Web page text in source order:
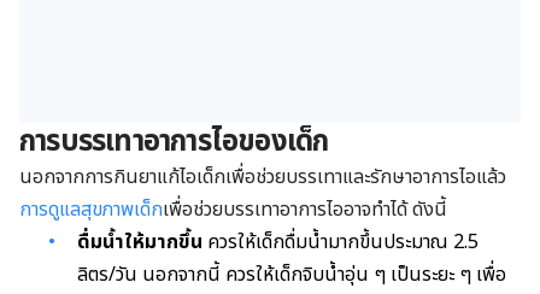
การบรรเทาอาการไอของเด็ก
นอกจากการกินยาแก้ไอเด็กเพื่อช่วยบรรเทาและรักษาอาการไอแล้ว
การดูแลสุขภาพเด็กเพื่อช่วยบรรเทาอาการไออาจทำได้ ดังนี้
ดื่มน้ำให้มากขึ้น ควรให้เด็กดื่มน้ำมากขึ้นประมาณ 2.5
ลิตร/วัน นอกจากนี้ ควรให้เด็กจิบน้ำอุ่น ๆ เป็นระยะ ๆ เพื่อ